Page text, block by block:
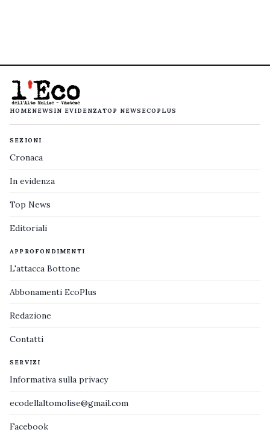
HOMENEWS IN EVIDENZATOP NEWS ECOPLUS
SEZIONI
Cronaca
In evidenza
Top News
Editoriali
APPROFONDIMENTI
L'attacca Bottone
Abbonamenti EcoPlus
Redazione
Contatti
SERVIZI
Informativa sulla privacy
ecodellaltomolise@gmail.com
Facebook